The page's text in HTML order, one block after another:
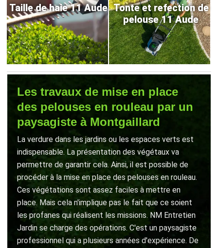
Taille de haie 11 Aude Tonte et refection de
pelouse 11 Aude
Les travaux de mise en place
des pelouses en rouleau par un
paysagiste à Montgaillard
La verdure dans les jardins ou les espaces verts est
indispensable. La présentation des végétaux va
permettre de garantir cela. Ainsi, il est possible de
procéder à la mise en place des pelouses en rouleau.
Ces végétations sont assez faciles à mettre en
place. Mais cela n'implique pas le fait que ce soient
les profanes qui réalisent les missions. NM Entretien
Jardin se charge des opérations. C'est un paysagiste
professionnel qui a plusieurs années d'expérience. De